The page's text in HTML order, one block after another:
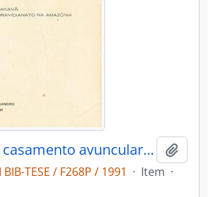
Os Parakanã: casamento avuncular e dravinianato na Amazonia
BIB-TESE / F268P / 1991 · Item ·